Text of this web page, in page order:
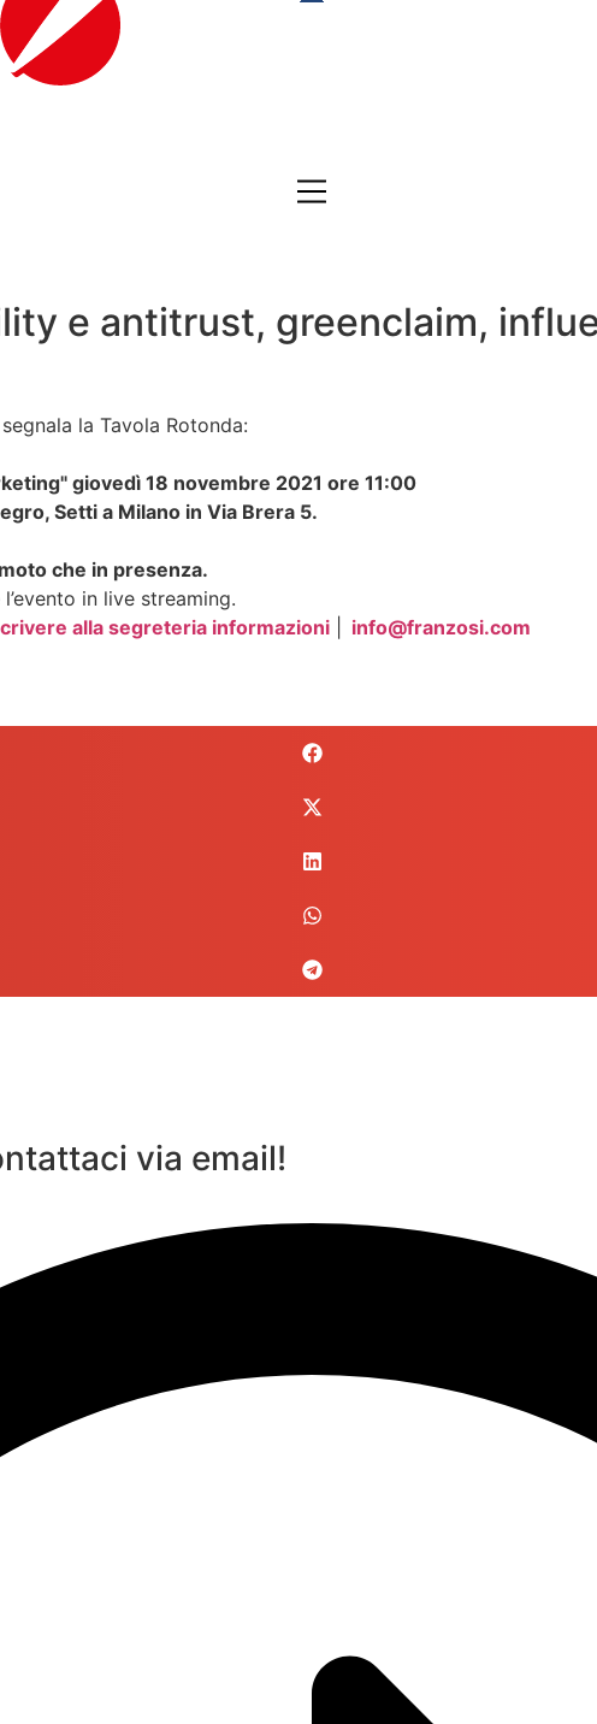
e antitrust, greenclaim,
segnala la Tavola Rotonda:
giovedì 18 novembre 2021 ore 11:00
Setti a Milano in Via Brera 5.
che in presenza.
in live streaming.
alla segreteria informazioni
info@franzosi.com
via email!